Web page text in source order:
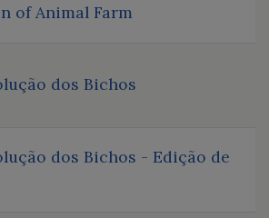
of Animal Farm
dos Bichos
dos Bichos - Edição de